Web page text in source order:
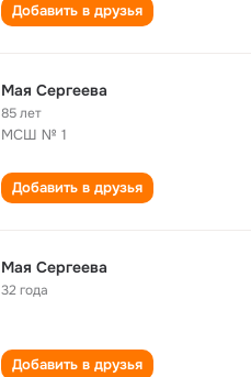
Добавить в друзья
Мая Сергеева
85 лет
МСШ № 1
Добавить в друзья
Мая Сергеева
32 года
Добавить в друзья